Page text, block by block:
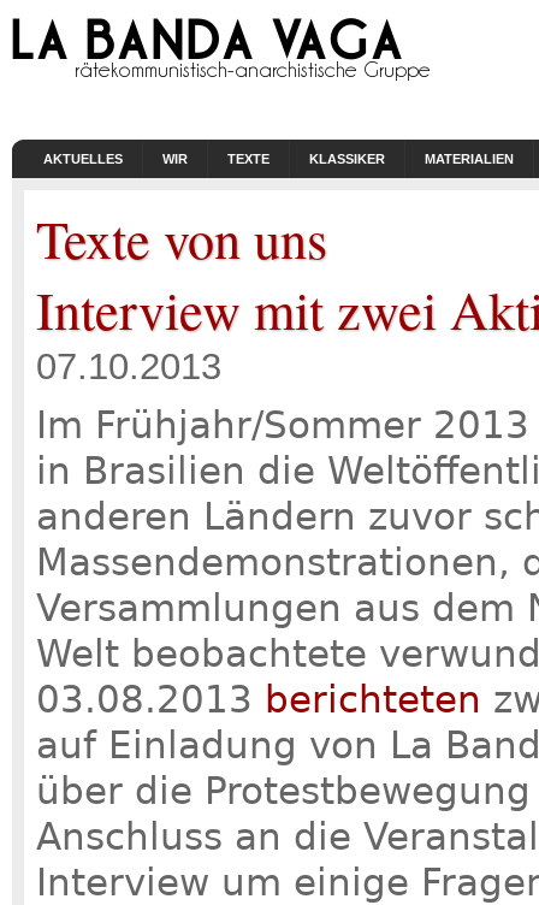
AKTUELLES WIR TEXTE KLASSIKER MATERIALIEN
Texte von uns
Interview mit zwei
07.10.2013
Im Frühjahr/Sommer
in Brasilien die
anderen Ländern zuvor
Massendemonstrationen,
Versammlungen aus dem
Welt beobachtete
03.08.2013 berichteten
auf Einladung von La
über die
Anschluss an die
Interview um einige